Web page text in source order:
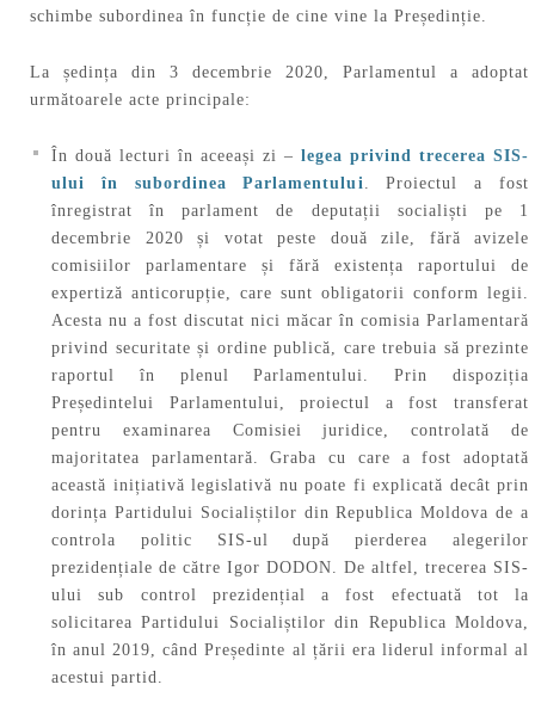
schimbe subordinea în funcție de cine vine la Președinție.
La ședința din 3 decembrie 2020, Parlamentul a adoptat
următoarele acte principale:
În două lecturi în aceeași zi – legea privind trecerea SIS-
ului în subordinea Parlamentului . Proiectul a fost
înregistrat în parlament de deputații socialiști pe 1
decembrie 2020 și votat peste două zile, fără avizele
comisiilor parlamentare și fără existența raportului de
expertiză anticorupție, care sunt obligatorii conform legii.
Acesta nu a fost discutat nici măcar în comisia Parlamentară
privind securitate și ordine publică, care trebuia să prezinte
raportul în plenul Parlamentului. Prin dispoziția
Președintelui Parlamentului, proiectul a fost transferat
pentru examinarea Comisiei juridice, controlată de
majoritatea parlamentară. Graba cu care a fost adoptată
această inițiativă legislativă nu poate fi explicată decât prin
dorința Partidului Socialiștilor din Republica Moldova de a
controla politic SIS-ul după pierderea alegerilor
prezidențiale de către Igor DODON. De altfel, trecerea SIS-
ului sub control prezidențial a fost efectuată tot la
solicitarea Partidului Socialiștilor din Republica Moldova,
în anul 2019, când Președinte al țării era liderul informal al
acestui partid.